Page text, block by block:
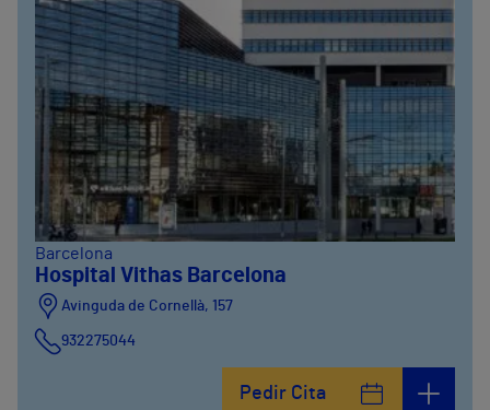
Barcelona
Hospital Vithas Barcelona
Avinguda de Cornellà, 157
932275044
Pedir Cita